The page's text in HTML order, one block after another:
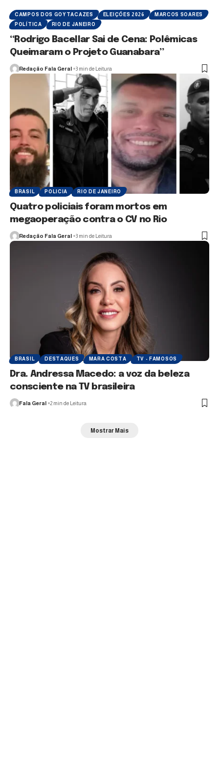
CAMPOS DOS GOYTACAZES ELEIÇÕES 2026
MARCOS SOARES
POLÍTICA
RIO DE JANEIRO
“Rodrigo Bacellar Sai de Cena: Polêmicas
Queimaram o Projeto Guanabara”
Redação Fala Geral 3 min de Leitura
BRASIL POLICIA RIO DE JANEIRO
Quatro policiais foram mortos em
megaoperação contra o CV no Rio
Redação Fala Geral 3 min de Leitura
BRASIL DESTAQUES MARA COSTA TV - FAMOSOS
Dra. Andressa Macedo: a voz da beleza
consciente na TV brasileira
Fala Geral 2 min de Leitura
Mostrar Mais